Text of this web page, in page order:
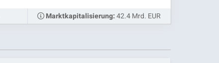
Marktkapitalisierung:42.4 Mrd. EUR